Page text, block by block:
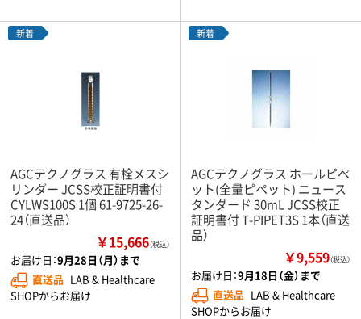
新着
AGCテクノグラス 有栓メスシ
リンダー JCSS校正証明書付
CYLWS100S 1個 61-9725-26-
24（直送品）
￥15,666（税込）
お届け日：9月28日（月）まで
直送品 LAB & Healthcare
SHOPからお届け
新着
AGCテクノグラス ホールピペ
ット(全量ピペット) ニュース
タンダード 30mL JCSS校正
証明書付 T-PIPET3S 1本（直送
品）
￥9,559（税込）
お届け日：9月18日（金）まで
直送品 LAB & Healthcare
SHOPからお届け